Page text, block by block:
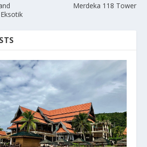
Merdeka 118 Tower